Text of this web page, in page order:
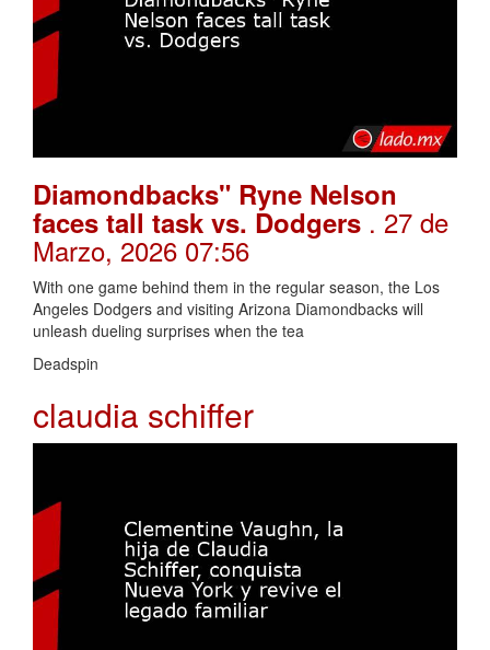
Diamondbacks" Ryne Nelson
faces tall task vs. Dodgers . 27 de
Marzo, 2026 07:56
With one game behind them in the regular season, the Los
Angeles Dodgers and visiting Arizona Diamondbacks will
unleash dueling surprises when the tea
Deadspin
claudia schiffer